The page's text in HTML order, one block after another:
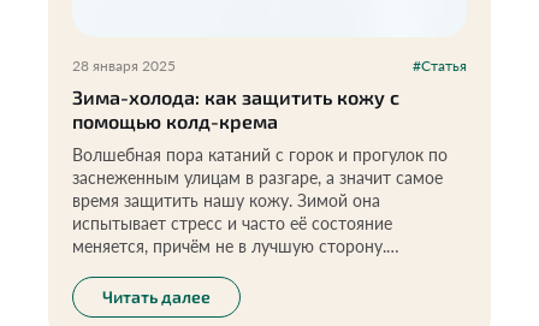
28 января 2025 #Статья
Зима-холода: как защитить кожу с
помощью колд-крема
Волшебная пора катаний с горок и прогулок по
заснеженным улицам в разгаре, а значит самое
время защитить нашу кожу. Зимой она
испытывает стресс и часто её состояние
меняется, причём не в лучшую сторону.
зиму сидеть дома — согласитесь, не самая
лучшая идея. Особенно, в случае с детьми. Для
Читать далее